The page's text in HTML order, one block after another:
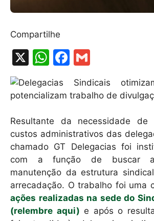
Compartilhe
X
W
h
at
A
p
p
F
a
c
b
o
o
k
m
ai
Resultante da necessidade de
custos administrativos das
chamado GT Delegacias foi
com a função de buscar
manutenção da estrutura
arrecadação. O trabalho foi uma
ações realizadas na sede do
(relembre aqui) e após o